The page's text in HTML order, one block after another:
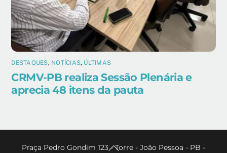
DESTAQUES, NOTÍCIAS, ÚLTIMAS
CRMV-PB realiza Sessão Plenária e
aprecia 48 itens da pauta
Back
Praça Pedro Gondim 123 - Torre - João Pessoa - PB -